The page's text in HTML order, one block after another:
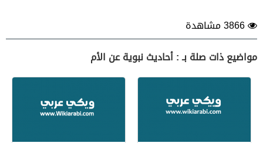
مواضيع ذات صلة بـ : أحاديث نبوية عن الأم